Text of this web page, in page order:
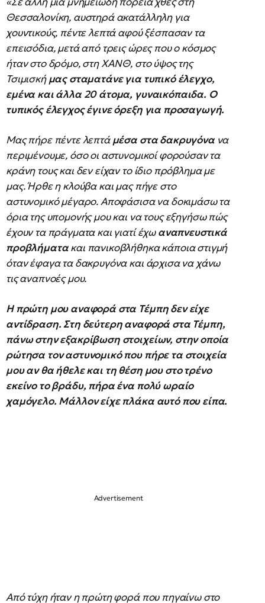
Θεσσαλονίκη, αυστηρά ακατάλληλη για
χουντικούς, πέντε λεπτά αφού ξέσπασαν τα
επεισόδια, μετά από τρεις ώρες που ο κόσμος
ήταν στο δρόμο, στη ΧΑΝΘ, στο ύψος της
Τσιμισκήμας σταματάνε για τυπικό έλεγχο,
εμένα και άλλα 20 άτομα, γυναικόπαιδα. Ο
τυπικός έλεγχος έγινε όρεξη για προσαγωγή.
Μας πήρε πέντε λεπτάμέσα στα δακρυγόνανα
περιμένουμε, όσο οι αστυνομικοί φορούσαν τα
κράνη τους και δεν είχαν το ίδιο πρόβλημα με
μας. Ήρθε η κλούβα και μας πήγε στο
αστυνομικό μέγαρο. Αποφάσισα να δοκιμάσω τα
όρια της υπομονής μου και να τους εξηγήσω πώς
έχουν τα πράγματα και γιατί έχωαναπνευστικά
προβλήματακαι πανικοβλήθηκα κάποια στιγμή
όταν έφαγα τα δακρυγόνα και άρχισα να χάνω
τις αναπνοές μου.
Η πρώτη μου αναφορά στα Τέμπη δεν είχε
αντίδραση. Στη δεύτερη αναφορά στα Τέμπη,
πάνω στην εξακρίβωση στοιχείων, στην οποία
ρώτησα τον αστυνομικό που πήρε τα στοιχεία
μου αν θα ήθελε και τη θέση μου στο τρένο
εκείνο το βράδυ, πήρα ένα πολύ ωραίο
χαμόγελο. Μάλλον είχε πλάκα αυτό που είπα.
Από τύχη ήταν η πρώτη φορά που πηγαίνω στο